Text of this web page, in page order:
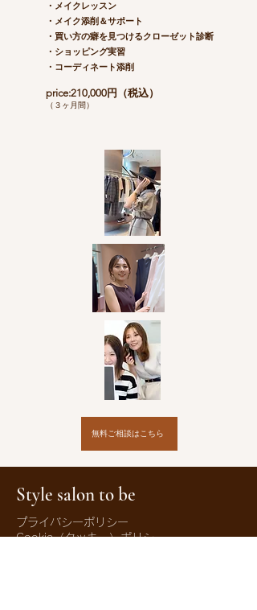
・メイクレッスン
・メイク添削＆サポート
・買い方の癖を見つけるクローゼット診断
・ショッピング実習
・コーディネート添削
price:210,000円（税込）
（３ヶ月間）
無料ご相談はこちら
Style salon to be
プライバシーポリシー
Cookie（クッキー）ポリシー